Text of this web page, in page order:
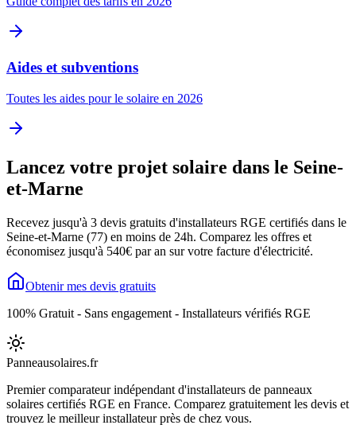
Aides et subventions
Toutes les aides pour le solaire en 2026
Lancez votre projet solaire dans le Seine-
et-Marne
Recevez jusqu'à 3 devis gratuits d'installateurs RGE certifiés dans le
Seine-et-Marne (77) en moins de 24h. Comparez les offres et
économisez jusqu'à 540€ par an sur votre facture d'électricité.
Obtenir mes devis gratuits
100% Gratuit - Sans engagement - Installateurs vérifiés RGE
Panneausolaires.fr
Premier comparateur indépendant d'installateurs de panneaux
solaires certifiés RGE en France. Comparez gratuitement les devis et
trouvez le meilleur installateur près de chez vous.